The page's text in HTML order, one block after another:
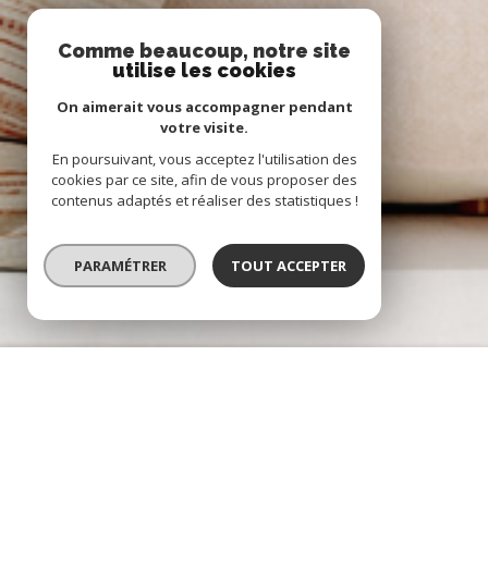
Comme beaucoup, notre site
utilise les cookies
On aimerait vous accompagner pendant
votre visite.
En poursuivant, vous acceptez l'utilisation des
cookies par ce site, afin de vous proposer des
contenus adaptés et réaliser des statistiques !
PARAMÉTRER TOUT ACCEPTER